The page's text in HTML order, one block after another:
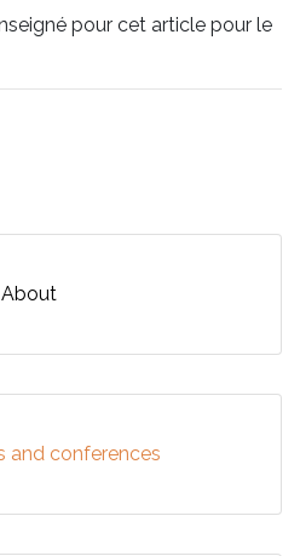
pour cet article pour le
About
and conferences